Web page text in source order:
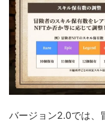
バージョン2.0では、